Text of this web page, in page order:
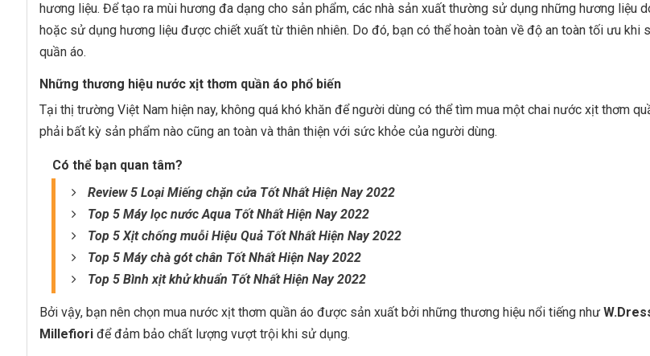
hương liệu. Để tạo ra mùi hương đa dạng cho sản phẩm, các nhà sản xuất thường sử dụng những hương liệu
hoặc sử dụng hương liệu được chiết xuất từ thiên nhiên. Do đó, bạn có thể hoàn toàn về độ an toàn tối ưu khi
quần áo.
Những thương hiệu nước xịt thơm quần áo phổ biến
Tại thị trường Việt Nam hiện nay, không quá khó khăn để người dùng có thể tìm mua một chai nước xịt thơm
phải bất kỳ sản phẩm nào cũng an toàn và thân thiện với sức khỏe của người dùng.
Có thể bạn quan tâm?
Review 5 Loại Miếng chặn cửa Tốt Nhất Hiện Nay 2022
Top 5 Máy lọc nước Aqua Tốt Nhất Hiện Nay 2022
Top 5 Xịt chống muỗi Hiệu Quả Tốt Nhất Hiện Nay 2022
Top 5 Máy chà gót chân Tốt Nhất Hiện Nay 2022
Top 5 Bình xịt khử khuẩn Tốt Nhất Hiện Nay 2022
Bởi vậy, bạn nên chọn mua nước xịt thơm quần áo được sản xuất bởi những thương hiệu nổi tiếng như
Millefiori để đảm bảo chất lượng vượt trội khi sử dụng.